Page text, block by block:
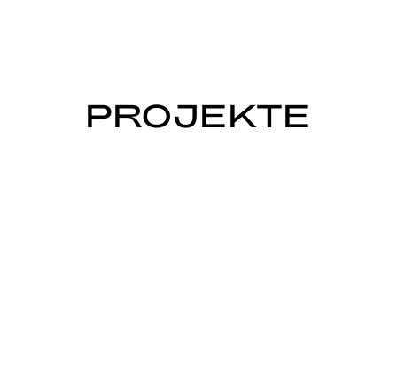
PROJEKTE